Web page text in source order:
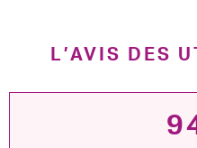
L’AVIS DES